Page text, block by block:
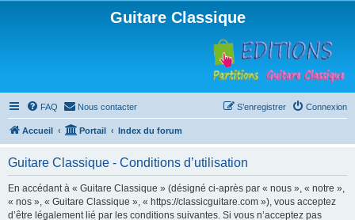
Guitare Classique
FAQ Nous contacter Connexion
S’enregistrer
Accueil Portail Index du forum
Guitare Classique - Conditions d’utilisation
En accédant à « Guitare Classique » (désigné ci-après par « nous », « notre »,
« nos », « Guitare Classique », « https://classicguitare.com »), vous acceptez
d’être légalement lié par les conditions suivantes. Si vous n’acceptez pas